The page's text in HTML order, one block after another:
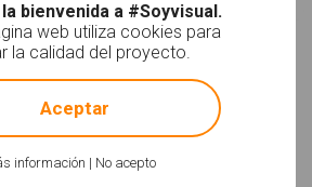
bienvenida a #Soyvisual.
web utiliza cookies para
la calidad del proyecto.
información | No acepto
! Not valid!
Aceptar